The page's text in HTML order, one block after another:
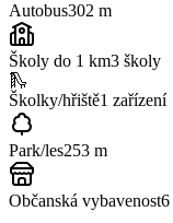
Autobus302 m
Školy do 1 km3 školy
🛝
Školky/hřiště1 zařízení
Park/les253 m
Občanská vybavenost6